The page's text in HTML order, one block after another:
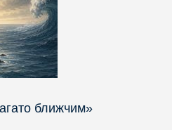
ближчим»